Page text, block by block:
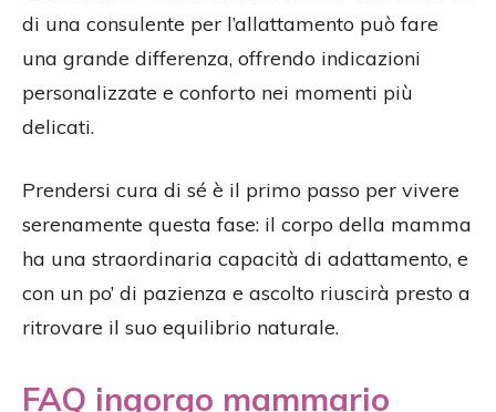
di una consulente per l’allattamento può fare
una grande differenza, offrendo indicazioni
personalizzate e conforto nei momenti più
delicati.
Prendersi cura di sé è il primo passo per vivere
serenamente questa fase: il corpo della mamma
ha una straordinaria capacità di adattamento, e
con un po’ di pazienza e ascolto riuscirà presto a
ritrovare il suo equilibrio naturale.
FAQ ingorgo mammario